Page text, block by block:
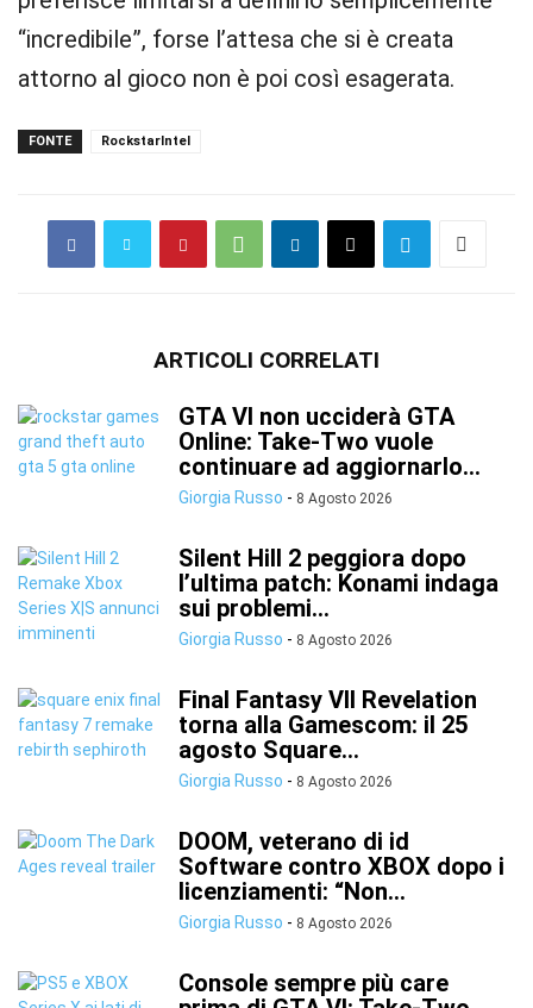
“incredibile”, forse l’attesa che si è creata
attorno al gioco non è poi così esagerata.
FONTE RockstarIntel
ARTICOLI CORRELATI
GTA VI non ucciderà GTA
Online: Take-Two vuole
continuare ad aggiornarlo...
Giorgia Russo - 8 Agosto 2026
Silent Hill 2 peggiora dopo
l’ultima patch: Konami indaga
sui problemi...
Giorgia Russo - 8 Agosto 2026
Final Fantasy VII Revelation
torna alla Gamescom: il 25
agosto Square...
Giorgia Russo - 8 Agosto 2026
DOOM, veterano di id
Software contro XBOX dopo i
licenziamenti: “Non...
Giorgia Russo - 8 Agosto 2026
Console sempre più care